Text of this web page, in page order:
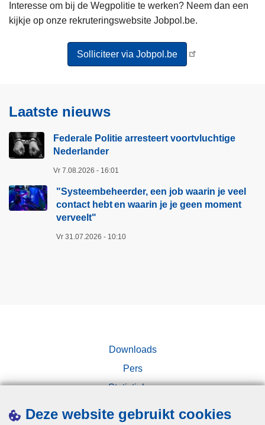
Deze website gebruikt cookies
Interesse om bij de Wegpolitie te werken? Neem dan een
kijkje op onze rekruteringswebsite Jobpol.be.
Solliciteer via Jobpol.be
Laatste nieuws
Federale Politie arresteert voortvluchtige
Nederlander
Vr 7.08.2026 - 16:01
"Systeembeheerder, een job waarin je veel
contact hebt en waarin je je geen moment
verveelt"​
Vr 31.07.2026 - 10:10
Downloads
Pers
Statistieken